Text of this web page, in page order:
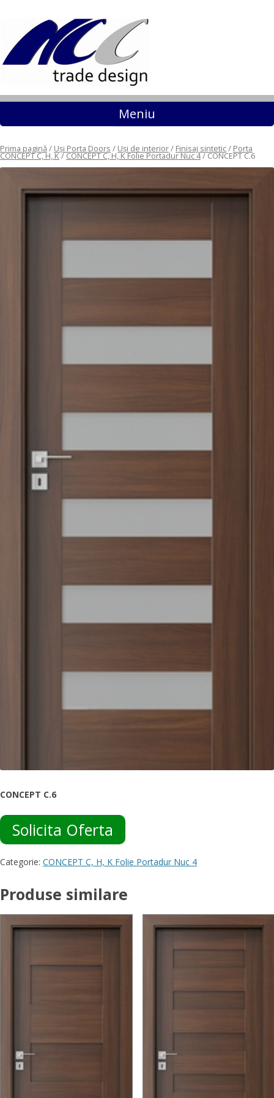
Meniu Sari la conținut
Prima pagină / Uși Porta Doors / Uși de interior/ Finisaj sintetic/ Porta
CONCEPT C, H, K/CONCEPT C, H, K Folie Portadur Nuc 4/ CONCEPT C.6
CONCEPT C.6
Solicita Oferta
Categorie: CONCEPT C, H, K Folie Portadur Nuc 4
Produse similare